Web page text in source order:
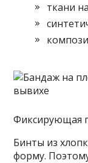
ткани
Фиксирующая
Бинты из
форму.